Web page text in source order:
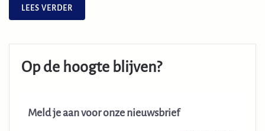
LEES VERDER
Op de hoogte blijven?
Meld je aan voor onze nieuwsbrief